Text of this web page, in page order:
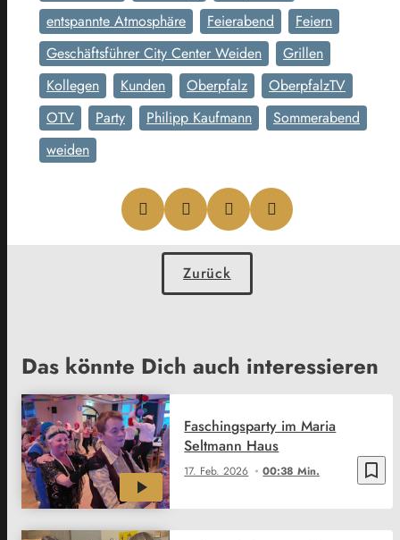
entspannte Atmosphäre
Feierabend
Feiern
Geschäftsführer City Center Weiden
Grillen
Kollegen
Kunden Oberpfalz
OberpfalzTV
OTV
Party Philipp Kaufmann
Sommerabend
weiden
Zurück
Das könnte Dich auch interessieren
bookmark_border
17. Feb. 2026 00:38 Min.
Faschingsparty im Maria
Seltmann Haus